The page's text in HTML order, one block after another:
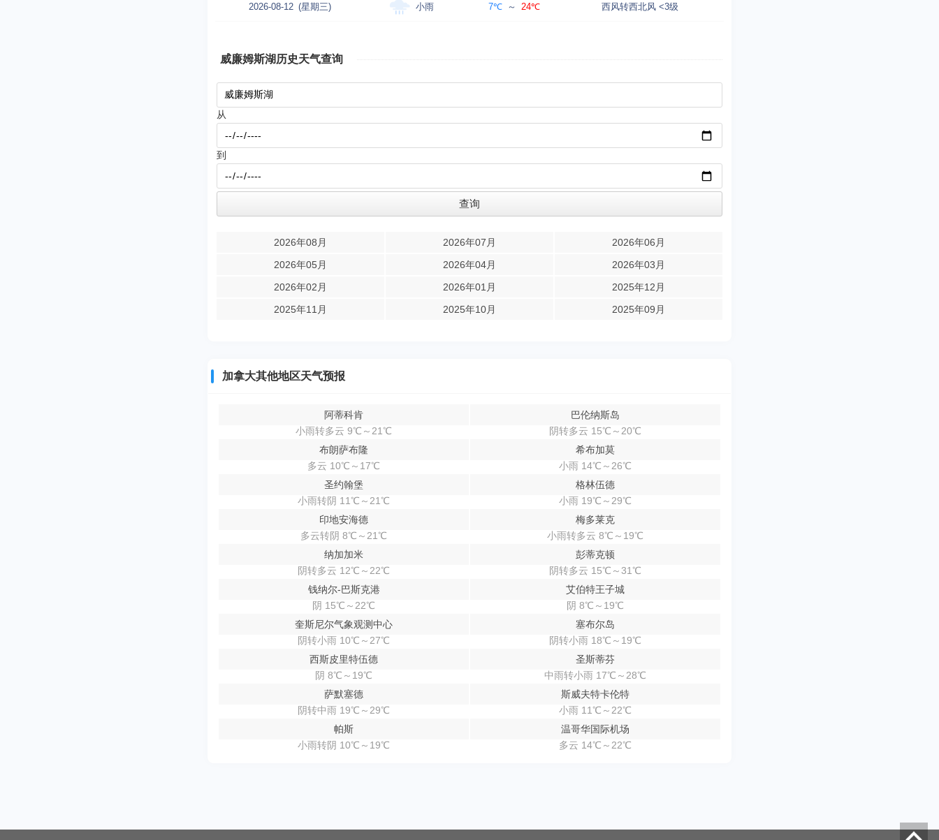
2026-08-12 (星期三) 小雨 7℃ ～ 24℃ 西风转西北风 <3级
威廉姆斯湖历史天气查询
从
到
2026年08月 2026年07月
2026年06月
2026年05月
2026年04月
2026年03月
2026年02月
2026年01月
2025年12月
2025年11月
2025年10月 2025年09月
加拿大其他地区天气预报
阿蒂科肯
小雨转多云 9℃～21℃
巴伦纳斯岛
阴转多云 15℃～20℃
布朗萨布隆
多云 10℃～17℃
希布加莫
小雨 14℃～26℃
圣约翰堡
小雨转阴 11℃～21℃
格林伍德
小雨 19℃～29℃
印地安海德
多云转阴 8℃～21℃
梅多莱克
小雨转多云 8℃～19℃
纳加加米
阴转多云 12℃～22℃
彭蒂克顿
阴转多云 15℃～31℃
钱纳尔-巴斯克港
阴 15℃～22℃
艾伯特王子城
阴 8℃～19℃
奎斯尼尔气象观测中心
阴转小雨 10℃～27℃
塞布尔岛
阴转小雨 18℃～19℃
西斯皮里特伍德
阴 8℃～19℃
圣斯蒂芬
中雨转小雨 17℃～28℃
萨默塞德
阴转中雨 19℃～29℃
斯威夫特卡伦特
小雨 11℃～22℃
帕斯
小雨转阴 10℃～19℃
温哥华国际机场
多云 14℃～22℃